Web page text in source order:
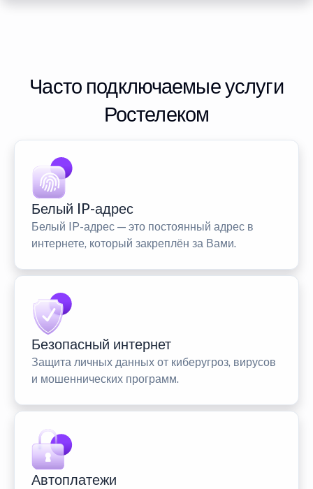
Часто подключаемые услуги
Ростелеком
Белый IP-адрес
Белый IP-адрес — это постоянный адрес в
интернете, который закреплён за Вами.
Безопасный интернет
Защита личных данных от киберугроз, вирусов
и мошеннических программ.
Автоплатежи